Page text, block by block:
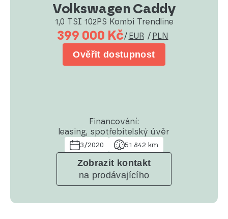
Volkswagen Caddy
1,0 TSI 102PS Kombi Trendline
399 000 Kč/ EUR / PLN
Ověřit dostupnost
Financování:
leasing, spotřebitelský úvěr
3/2020 51 842 km
Zobrazit kontakt
na prodávajícího